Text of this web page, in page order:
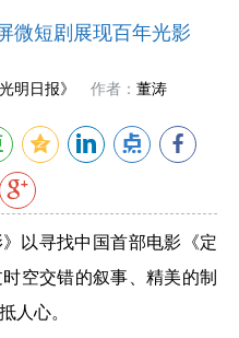
微短剧展现百年光影
光明日报》 作者： 董涛
以寻找中国首部电影《定
空交错的叙事、精美的制
人心。